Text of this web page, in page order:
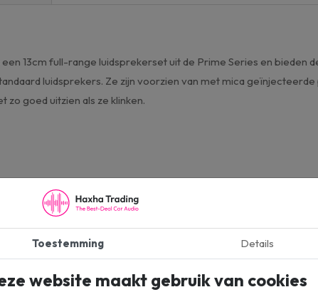
13cm full-range luidsprekerset uit de Prime Series en
luidsprekers. Ze zijn voorzien van met mica
zo goed uitzien als ze klinken.
R152 (RT)
Toestemming Details
website maakt gebruik van cookies